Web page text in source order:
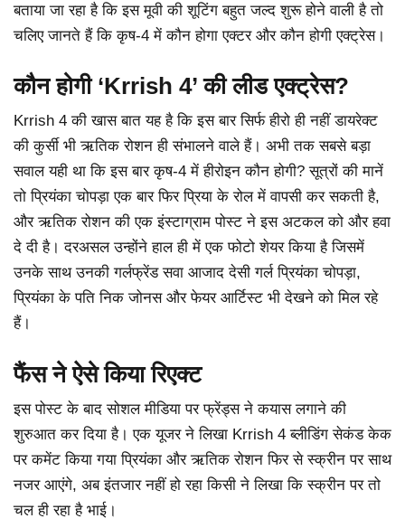
बताया जा रहा है कि इस मूवी की शूटिंग बहुत जल्द शुरू होने वाली है तो
चलिए जानते हैं कि कृष-4 में कौन होगा एक्टर और कौन होगी एक्ट्रेस।
कौन होगी ‘Krrish 4’ की लीड एक्ट्रेस?
Krrish 4 की खास बात यह है कि इस बार सिर्फ हीरो ही नहीं डायरेक्ट
की कुर्सी भी ऋतिक रोशन ही संभालने वाले हैं। अभी तक सबसे बड़ा
सवाल यही था कि इस बार कृष-4 में हीरोइन कौन होगी? सूत्रों की मानें
तो प्रियंका चोपड़ा एक बार फिर प्रिया के रोल में वापसी कर सकती है,
और ऋतिक रोशन की एक इंस्टाग्राम पोस्ट ने इस अटकल को और हवा
दे दी है। दरअसल उन्होंने हाल ही में एक फोटो शेयर किया है जिसमें
उनके साथ उनकी गर्लफ्रेंड सवा आजाद देसी गर्ल प्रियंका चोपड़ा,
प्रियंका के पति निक जोनस और फेयर आर्टिस्ट भी देखने को मिल रहे
हैं।
फैंस ने ऐसे किया रिएक्ट
इस पोस्ट के बाद सोशल मीडिया पर फ्रेंड्स ने कयास लगाने की
शुरुआत कर दिया है। एक यूजर ने लिखा Krrish 4 ब्लीडिंग सेकंड केक
पर कमेंट किया गया प्रियंका और ऋतिक रोशन फिर से स्क्रीन पर साथ
नजर आएंगे, अब इंतजार नहीं हो रहा किसी ने लिखा कि स्क्रीन पर तो
चल ही रहा है भाई।